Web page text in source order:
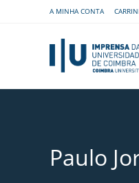
A MINHA CONTA
Paulo